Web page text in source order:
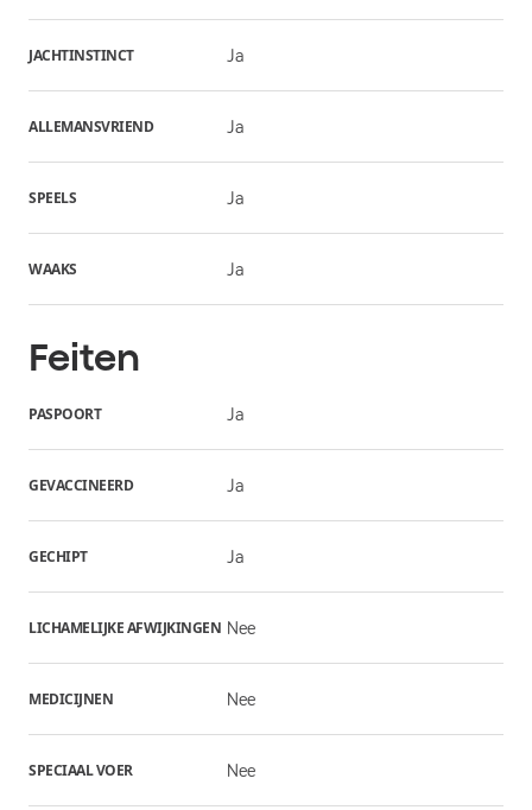
JACHTINSTINCT Ja
ALLEMANSVRIEND Ja
SPEELS Ja
WAAKS Ja
Feiten
PASPOORT Ja
GEVACCINEERD Ja
GECHIPT Ja
LICHAMELIJKE AFWIJKINGEN Nee
MEDICIJNEN Nee
SPECIAAL VOER Nee